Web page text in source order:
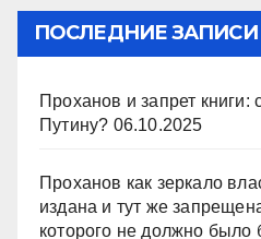
ПОСЛЕДНИЕ ЗАПИСИ
Проханов и запрет книги:
Путину? 06.10.2025
Проханов как зеркало
издана и тут же
которого не должно было